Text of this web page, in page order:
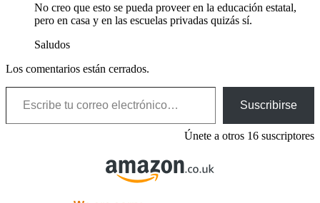
No creo que esto se pueda proveer en la educación estatal,
pero en casa y en las escuelas privadas quizás sí.
Saludos
Los comentarios están cerrados.
Escribe tu correo electrónico…
Suscribirse
Únete a otros 16 suscriptores